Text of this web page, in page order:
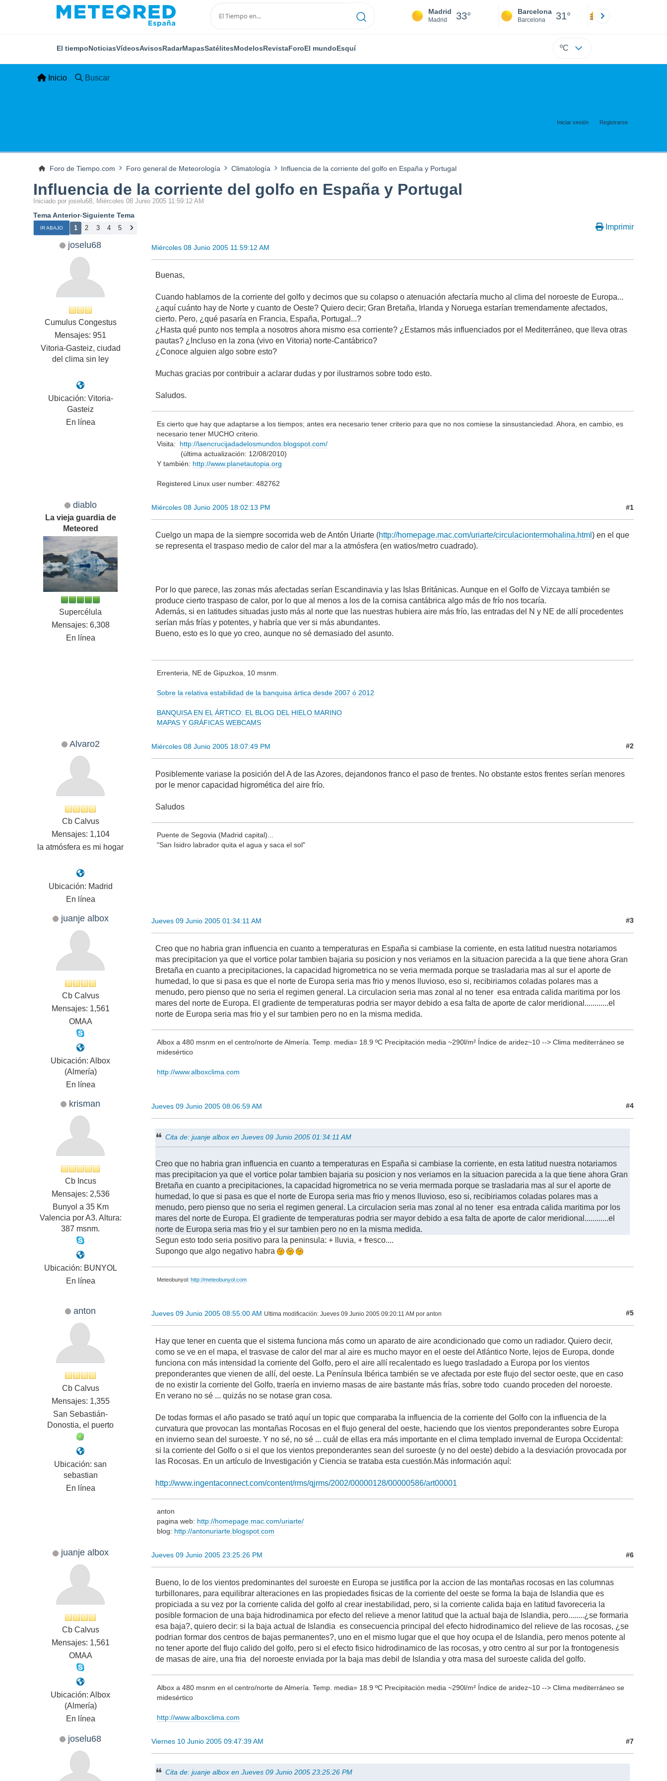
Madrid
Madrid 33° Barcelona
Barcelona 31°
El tiempoNoticiasVídeosAvisosRadarMapasSatélitesModelosRevistaForoEl mundoEsquí ºC
Inicio Buscar
Iniciar sesión Registrarse
Foro de Tiempo.com Foro general de Meteorología Climatología Influencia de la corriente del golfo en España y Portugal
Influencia de la corriente del golfo en España y Portugal
Iniciado por joselu68, Miércoles 08 Junio 2005 11:59:12 AM
Tema Anterior-Siguiente Tema
IR ABAJO 1 2 3 4 5 Imprimir
joselu68
Cumulus Congestus
Mensajes: 951
Vitoria-Gasteiz, ciudad
del clima sin ley
Ubicación: Vitoria-
Gasteiz
En línea
Miércoles 08 Junio 2005 11:59:12 AM
Buenas,
Cuando hablamos de la corriente del golfo y decimos que su colapso o atenuación afectaría mucho al clima del noroeste de Europa...
¿aquí cuánto hay de Norte y cuanto de Oeste? Quiero decir; Gran Bretaña, Irlanda y Noruega estarían tremendamente afectados,
cierto. Pero, ¿qué pasaría en Francia, España, Portugal...?
¿Hasta qué punto nos templa a nosotros ahora mismo esa corriente? ¿Estamos más influenciados por el Mediterráneo, que lleva otras
pautas? ¿Incluso en la zona (vivo en Vitoria) norte-Cantábrico?
¿Conoce alguien algo sobre esto?
Muchas gracias por contribuir a aclarar dudas y por ilustrarnos sobre todo esto.
Saludos.
Es cierto que hay que adaptarse a los tiempos; antes era necesario tener criterio para que no nos comiese la sinsustanciedad. Ahora, en cambio, es
necesario tener MUCHO criterio.
Visita: http://laencrucijadadelosmundos.blogspot.com/
(última actualización: 12/08/2010)
Y también: http://www.planetautopia.org
Registered Linux user number: 482762
diablo
La vieja guardia de
Meteored
Supercélula
Mensajes: 6,308
En línea
Miércoles 08 Junio 2005 18:02:13 PM #1
Cuelgo un mapa de la siempre socorrida web de Antón Uriarte (http://homepage.mac.com/uriarte/circulaciontermohalina.html) en el que
se representa el traspaso medio de calor del mar a la atmósfera (en watios/metro cuadrado).
Por lo que parece, las zonas más afectadas serían Escandinavia y las Islas Británicas. Aunque en el Golfo de Vizcaya también se
produce cierto traspaso de calor, por lo que al menos a los de la cornisa cantábrica algo más de frío nos tocaría.
Además, si en latitudes situadas justo más al norte que las nuestras hubiera aire más frío, las entradas del N y NE de allí procedentes
serían más frías y potentes, y habría que ver si más abundantes.
Bueno, esto es lo que yo creo, aunque no sé demasiado del asunto.
Errenteria, NE de Gipuzkoa, 10 msnm.
Sobre la relativa estabilidad de la banquisa ártica desde 2007 ó 2012
BANQUISA EN EL ÁRTICO: EL BLOG DEL HIELO MARINO
MAPAS Y GRÁFICAS WEBCAMS
Alvaro2
Cb Calvus
Mensajes: 1,104
la atmósfera es mi hogar
Ubicación: Madrid
En línea
Miércoles 08 Junio 2005 18:07:49 PM #2
Posiblemente variase la posición del A de las Azores, dejandonos franco el paso de frentes. No obstante estos frentes serían menores
por le menor capacidad higromética del aire frío.
Saludos
Puente de Segovia (Madrid capital)...
"San Isidro labrador quita el agua y saca el sol"
juanje albox
Cb Calvus
Mensajes: 1,561
OMAA
Ubicación: Albox
(Almería)
En línea
Jueves 09 Junio 2005 01:34:11 AM #3
Creo que no habria gran influencia en cuanto a temperaturas en España si cambiase la corriente, en esta latitud nuestra notariamos
mas precipitacion ya que el vortice polar tambien bajaria su posicion y nos veriamos en la situacion parecida a la que tiene ahora Gran
Bretaña en cuanto a precipitaciones, la capacidad higrometrica no se veria mermada porque se trasladaria mas al sur el aporte de
humedad, lo que si pasa es que el norte de Europa seria mas frio y menos lluvioso, eso si, recibiriamos coladas polares mas a
menudo, pero pienso que no seria el regimen general. La circulacion seria mas zonal al no tener esa entrada calida maritima por los
mares del norte de Europa. El gradiente de temperaturas podria ser mayor debido a esa falta de aporte de calor meridional............el
norte de Europa seria mas frio y el sur tambien pero no en la misma medida.
Albox a 480 msnm en el centro/norte de Almería. Temp. media= 18.9 ºC Precipitación media ~290l/m² Índice de aridez~10 --> Clima mediterráneo se
midesértico
http://www.alboxclima.com
krisman
Cb Incus
Mensajes: 2,536
Bunyol a 35 Km
Valencia por A3. Altura:
387 msnm.
Ubicación: BUNYOL
En línea
Jueves 09 Junio 2005 08:06:59 AM #4
Cita de: juanje albox en Jueves 09 Junio 2005 01:34:11 AM
Creo que no habria gran influencia en cuanto a temperaturas en España si cambiase la corriente, en esta latitud nuestra notariamos
mas precipitacion ya que el vortice polar tambien bajaria su posicion y nos veriamos en la situacion parecida a la que tiene ahora Gran
Bretaña en cuanto a precipitaciones, la capacidad higrometrica no se veria mermada porque se trasladaria mas al sur el aporte de
humedad, lo que si pasa es que el norte de Europa seria mas frio y menos lluvioso, eso si, recibiriamos coladas polares mas a
menudo, pero pienso que no seria el regimen general. La circulacion seria mas zonal al no tener esa entrada calida maritima por los
mares del norte de Europa. El gradiente de temperaturas podria ser mayor debido a esa falta de aporte de calor meridional............el
norte de Europa seria mas frio y el sur tambien pero no en la misma medida.
Segun esto todo seria positivo para la peninsula: + lluvia, + fresco....
Supongo que algo negativo habra
Meteobunyol: http://meteobunyol.com
anton
Cb Calvus
Mensajes: 1,355
San Sebastián-
Donostia, el puerto
Ubicación: san
sebastian
En línea
Jueves 09 Junio 2005 08:55:00 AM Ultima modificación: Jueves 09 Junio 2005 09:20:11 AM por anton #5
Hay que tener en cuenta que el sistema funciona más como un aparato de aire acondicionado que como un radiador. Quiero decir,
como se ve en el mapa, el trasvase de calor del mar al aire es mucho mayor en el oeste del Atlántico Norte, lejos de Europa, donde
funciona con más intensidad la corriente del Golfo, pero el aire allí recalentado es luego trasladado a Europa por los vientos
preponderantes que vienen de allí, del oeste. La Península Ibérica también se ve afectada por este flujo del sector oeste, que en caso
de no existir la corriente del Golfo, traería en invierno masas de aire bastante más frías, sobre todo cuando proceden del noroeste.
En verano no sé ... quizás no se notase gran cosa.
De todas formas el año pasado se trató aquí un topic que comparaba la influencia de la corriente del Golfo con la influencia de la
curvatura que provocan las montañas Rocosas en el flujo general del oeste, haciendo que los vientos preponderantes sobre Europa
en invierno sean del suroeste. Y no sé, no sé ... cuál de ellas era más importante en el clima templado invernal de Europa Occidental:
si la corriente del Golfo o si el que los vientos preponderantes sean del suroeste (y no del oeste) debido a la desviación provocada por
las Rocosas. En un artículo de Investigación y Ciencia se trataba esta cuestión.Más información aquí:
http://www.ingentaconnect.com/content/rms/qjrms/2002/00000128/00000586/art00001
anton
pagina web: http://homepage.mac.com/uriarte/
blog: http://antonuriarte.blogspot.com
juanje albox
Cb Calvus
Mensajes: 1,561
OMAA
Ubicación: Albox
(Almería)
En línea
Jueves 09 Junio 2005 23:25:26 PM #6
Bueno, lo de los vientos predominantes del suroeste en Europa se justifica por la accion de las montañas rocosas en las columnas
turbillonares, para equilibrar alteraciones en las propiedades fisicas de la corriente del oeste se forma la baja de Islandia que es
propiciada a su vez por la corriente calida del golfo al crear inestabilidad, pero, si la corriente calida baja en latitud favoreceria la
posible formacion de una baja hidrodinamica por efecto del relieve a menor latitud que la actual baja de Islandia, pero........¿se formaria
esa baja?, quiero decir: si la baja actual de Islandia es consecuencia principal del efecto hidrodinamico del relieve de las rocosas, ¿se
podrian formar dos centros de bajas permanentes?, uno en el mismo lugar que el que hoy ocupa el de Islandia, pero menos potente al
no tener aporte del flujo calido del golfo, pero si el efecto fisico hidrodinamico de las rocosas, y otro centro al sur por la frontogenesis
de masas de aire, una fria del noroeste enviada por la baja mas debil de Islandia y otra masa del suroeste calida del golfo.
Albox a 480 msnm en el centro/norte de Almería. Temp. media= 18.9 ºC Precipitación media ~290l/m² Índice de aridez~10 --> Clima mediterráneo se
midesértico
http://www.alboxclima.com
joselu68 Viernes 10 Junio 2005 09:47:39 AM #7
Cita de: juanje albox en Jueves 09 Junio 2005 23:25:26 PM